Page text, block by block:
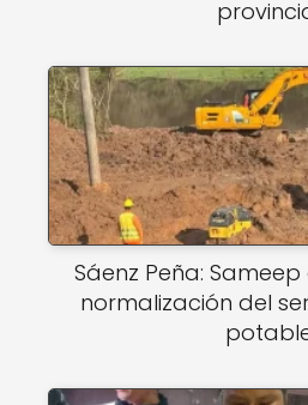
Sáenz Peña:
normalización del